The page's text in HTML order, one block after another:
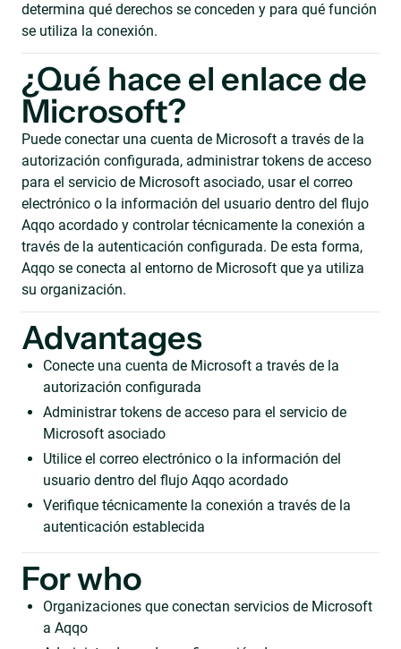
determina qué derechos se conceden y para qué función
se utiliza la conexión.
¿Qué hace el enlace de
Microsoft?
Puede conectar una cuenta de Microsoft a través de la
autorización configurada, administrar tokens de acceso
para el servicio de Microsoft asociado, usar el correo
electrónico o la información del usuario dentro del flujo
Aqqo acordado y controlar técnicamente la conexión a
través de la autenticación configurada. De esta forma,
Aqqo se conecta al entorno de Microsoft que ya utiliza
su organización.
Advantages
Conecte una cuenta de Microsoft a través de la
autorización configurada
Administrar tokens de acceso para el servicio de
Microsoft asociado
Utilice el correo electrónico o la información del
usuario dentro del flujo Aqqo acordado
Verifique técnicamente la conexión a través de la
autenticación establecida
For who
Organizaciones que conectan servicios de Microsoft
a Aqqo